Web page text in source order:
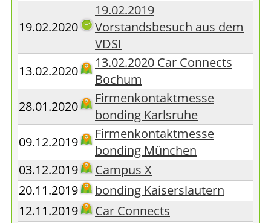
19.02.2020
19.02.2019
Vorstandsbesuch aus dem
VDSI
13.02.2020
13.02.2020 Car Connects
Bochum
28.01.2020
Firmenkontaktmesse
bonding Karlsruhe
09.12.2019
Firmenkontaktmesse
bonding München
03.12.2019
Campus X
20.11.2019
bonding Kaiserslautern
12.11.2019
Car Connects